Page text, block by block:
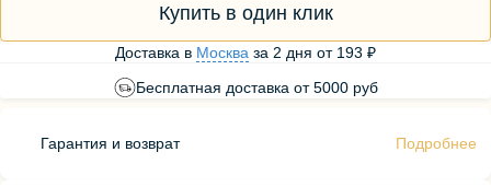
Купить в один клик
Доставка в Москва за 2 дня от 193 ₽
Бесплатная доставка от 5000 руб
Гарантия и возврат Подробнее